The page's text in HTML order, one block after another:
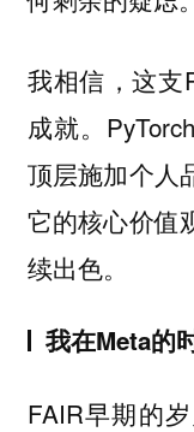
我相信，这支
成就。
顶层施加个人
它的核心价值
续出色。
我在Meta的
FAIR早期的